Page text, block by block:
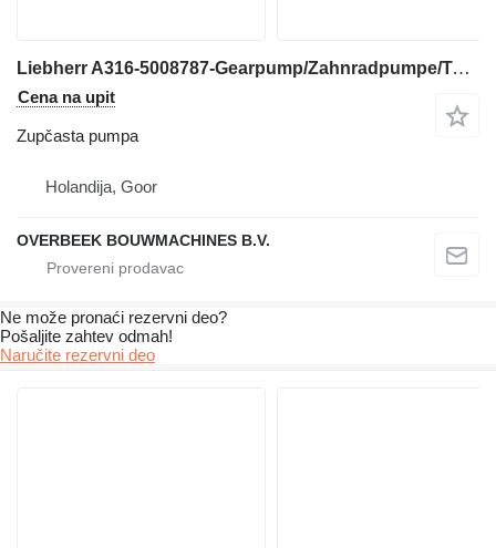
Liebherr A316-5008787-Gearpump/Zahnradpumpe/Tandwielpomp zupčasta pumpa za bagera
Cena na upit
Zupčasta pumpa
Holandija, Goor
OVERBEEK BOUWMACHINES B.V.
Ne može pronaći rezervni dеo?
Pošaljite zahtev odmah!
Naručite rezervni dеo